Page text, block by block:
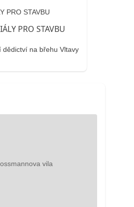
PRO STAVBU
dědictví na břehu Vltavy